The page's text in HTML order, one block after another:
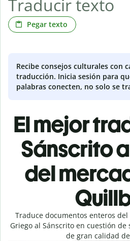
Pegar texto
Recibe consejos culturales con
traducción. Inicia sesión para
palabras conecten, no solo se
El mejor
Sánscrito
del
Traduce documentos enteros
Griego al Sánscrito en cuestión
de gran calidad